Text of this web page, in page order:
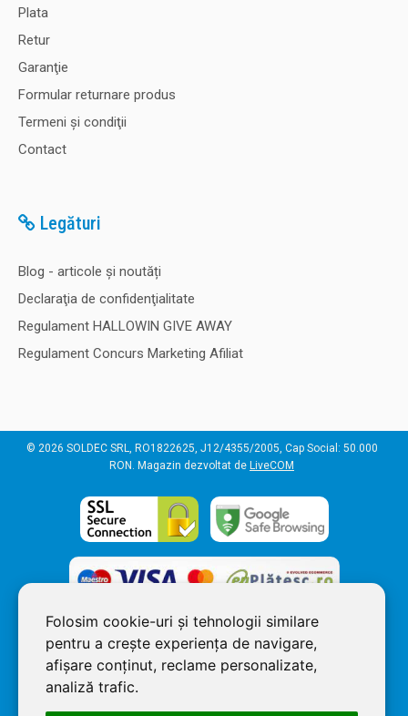
Folosim cookie-uri și tehnologii similare
pentru a crește experiența de navigare,
afișare conținut, reclame personalizate,
analiză trafic.
Plata
Retur
Garanţie
Formular returnare produs
Termeni şi condiţii
Contact
Legături
Blog - articole și noutăți
Declaraţia de confidenţialitate
Regulament HALLOWIN GIVE AWAY
Regulament Concurs Marketing Afiliat
© 2026 SOLDEC SRL, RO1822625, J12/4355/2005, Cap Social: 50.000
RON. Magazin dezvoltat de LiveCOM